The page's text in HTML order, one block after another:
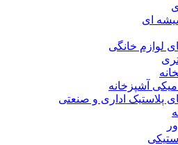
ای
لوازم خانگی
آشپزخانه
پلاستیک اداری و صنعتی